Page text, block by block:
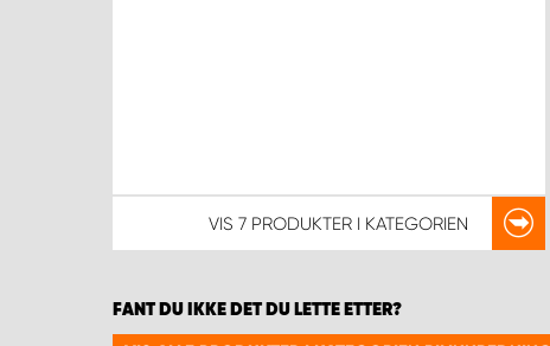
VIS 7 PRODUKTERI KATEGORIEN
FANT DU IKKE DET DU LETTE ETTER?